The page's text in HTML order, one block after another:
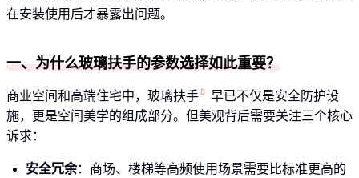
在安装使用后才暴露出问题。
一、为什么玻璃扶手的参数选择如此重要？
商业空间和高端住宅中， 玻璃扶手
早已不仅是安全防护设
施，更是空间美学的组成部分。但美观背后需要关注三个核心
诉求：
安全冗余：商场、楼梯等高频使用场景需要比标准更高的